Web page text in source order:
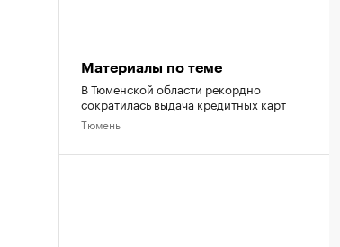
Материалы по теме
В Тюменской области рекордно
сократилась выдача кредитных карт
Тюмень